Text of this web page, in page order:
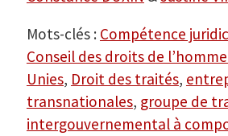
Mots-clés : Compétence
Conseil des droits de
Unies, Droit des traités,
transnationales, groupe de
intergouvernemental à